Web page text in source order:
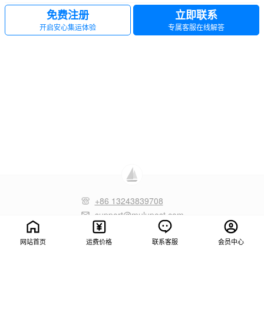
免费注册
开启安心集运体验
立即联系
专属客服在线解答
+86 13243839708
support@mulupost.com
网站首页 运费价格 联系客服 会员中心